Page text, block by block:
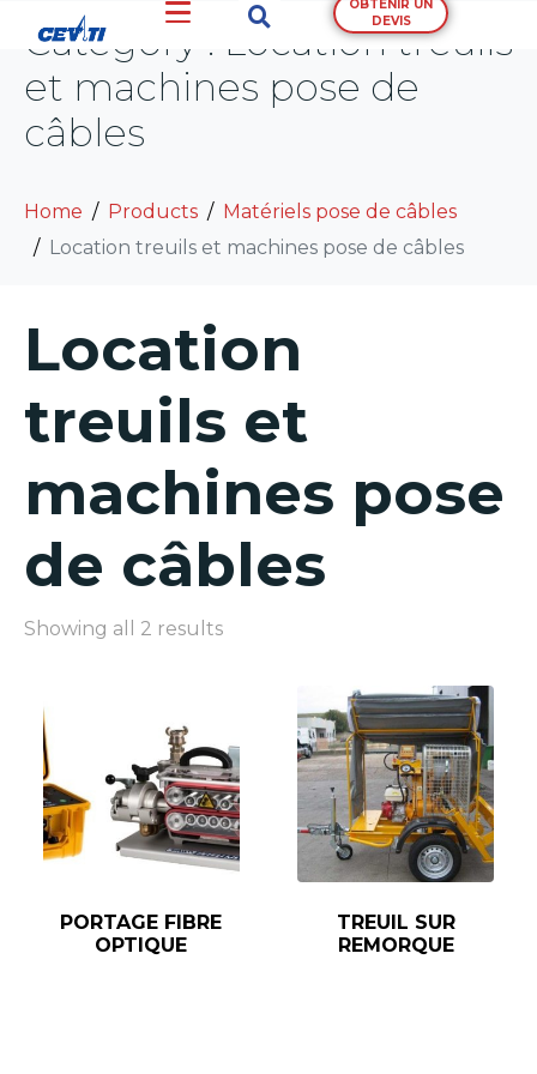
OBTENIR UN
DEVIS
Category : Location treuils
et machines pose de
câbles
Home Products
Matériels pose de câbles
Location treuils et machines pose de câbles
Location
treuils et
machines pose
de câbles
Showing all 2 results
PORTAGE FIBRE
OPTIQUE
TREUIL SUR
REMORQUE